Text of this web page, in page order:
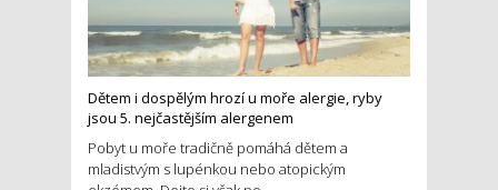
Dětem i dospělým hrozí u moře alergie, ryby
jsou 5. nejčastějším alergenem
Pobyt u moře tradičně pomáhá dětem a
mladistvým s lupénkou nebo atopickým